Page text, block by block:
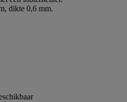
dikte 0,6 mm.